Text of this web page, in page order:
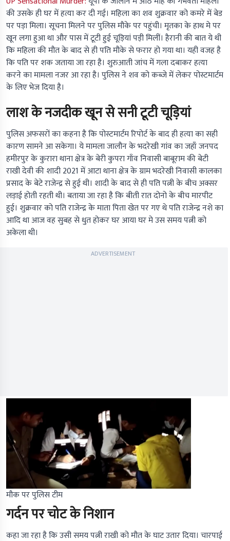
की उसके ही घर में हत्या कर दी गई। महिला का शव शुक्रवार को कमरे में बेड
पर पड़ा मिला। सूचना मिलने पर पुलिस मौके पर पहुंची। मृतका के हाथ मे पर
खून लगा हुआ था और पास में टूटी हुई चूड़ियां पड़ी मिलीं। हैरानी की बात ये थी
कि महिला की मौत के बाद से ही पति मौके से फरार हो गया था। यही वजह है
कि पति पर शक जताया जा रहा है। शुरुआती जांच में गला दबाकर हत्या
करने का मामला नजर आ रहा है। पुलिस ने शव को कब्जे में लेकर पोस्टमार्टम
के लिए भेज दिया है।
लाश के नजदीक खून से सनी टूटी चूड़ियां
पुलिस अफसरों का कहना है कि पोस्टमार्टम रिपोर्ट के बाद ही हत्या का सही
कारण सामने आ सकेगा। ये मामला जालौन के भदरेखी गांव का जहाँ जनपद
हमीरपुर के कुरारा थाना क्षेत्र के बेरी कुपरा गाँव निवासी बाबूराम की बेटी
राखी देवी की शादी 2021 में आटा थाना क्षेत्र के ग्राम भदरेखी निवासी कालका
प्रसाद के बेटे राजेन्द्र से हुई थी। शादी के बाद से ही पति पत्नी के बीच अक्सर
लड़ाई होती रहती थी। बताया जा रहा है कि बीती रात दोनो के बीच मारपीट
हुई। शुक्रवार को पति राजेन्द्र के माता पिता खेत पर गए थे पति राजेन्द्र नशे का
आदि था आज वह सुबह से धुत होकर घर आया घर मे उस समय पत्नी को
अकेला थी।
ADVERTISEMENT
मौक पर पुलिस टीम
गर्दन पर चोट के निशान
कहा जा रहा है कि उसी समय पत्नी राखी को मौत के घाट उतार दिया। चारपाई